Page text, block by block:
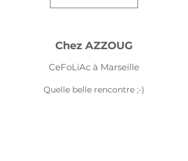
Chez AZZOUG
CeFoLiAc à Marseille
Quelle belle rencontre ;-)